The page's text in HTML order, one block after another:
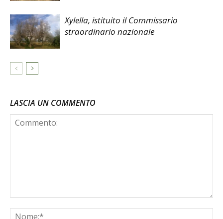
Xylella, istituito il Commissario
straordinario nazionale
LASCIA UN COMMENTO